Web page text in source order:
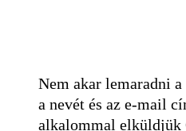
Nem akar lemaradni
a nevét és az e-mail
alkalommal elküldjük